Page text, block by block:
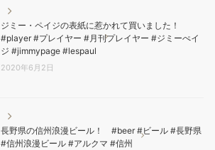
ジミー・ペイジの表紙に惹かれて買いました！
#player #プレイヤー #月刊プレイヤー #ジミーぺイ
ジ #jimmypage #lespaul
2020年6月2日
長野県の信州浪漫ビール！ #beer #ビール #長野県
#信州浪漫ビール #アルクマ #信州